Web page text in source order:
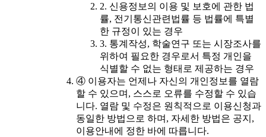
2. 신용정보의 이용 및 보호에 관한 법
률, 전기통신관련법률 등 법률에 특별
한 규정이 있는 경우
3. 통계작성, 학술연구 또는 시장조사를
위하여 필요한 경우로서 특정 개인을
식별할 수 없는 형태로 제공하는 경우
④ 이용자는 언제나 자신의 개인정보를 열람
할 수 있으며, 스스로 오류를 수정할 수 있습
니다. 열람 및 수정은 원칙적으로 이용신청과
동일한 방법으로 하며, 자세한 방법은 공지,
이용안내에 정한 바에 따릅니다.